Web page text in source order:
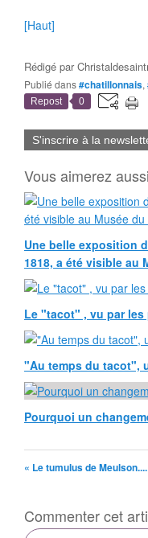
[Haut]
Rédigé par
Publié dans#chatillonnais,
Repost 0
S'inscrire à la
Vous aimerez
Une belle exposition
1818, a été visible au
Le "tacot" , vu par
"Au temps du tacot",
Pourquoi un
« Le tumulus de Meulson....
Commenter cet